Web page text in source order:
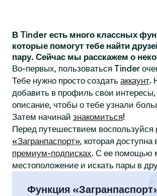
В Tinder есть много классных
которые помогут тебе найти
пару. Сейчас мы расскажем о
Во-первых, пользоваться Tinder
Тебе нужно просто создать аккаунт.
добавить в профиль свои
описание, чтобы о тебе узнали
Затем начинай знакомиться!
Перед путешествием воспользуйся
«Загранпаспорт», которая
премиум-подписках. С ее помощью
местоположение и искать пары в
Функция